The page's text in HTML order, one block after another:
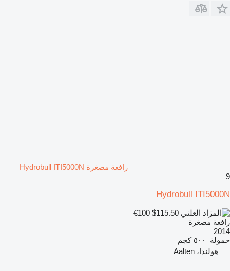
رافعة مصغرة Hydrobull ITI5000N
9
Hydrobull ITI5000N
€100
رافعة مصغرة
2014
حمولة
٥٠٠ كجم
هولندا، Aalten